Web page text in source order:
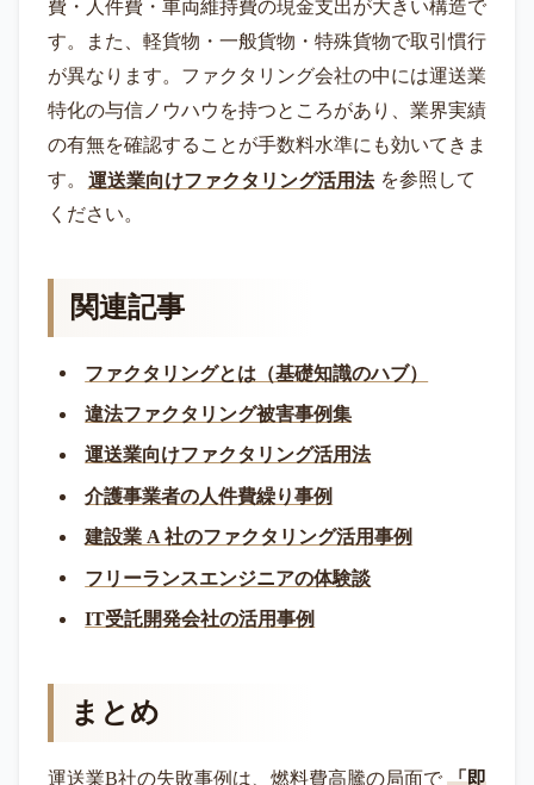
費・人件費・車両維持費の現金支出が大きい構造で
す。また、軽貨物・一般貨物・特殊貨物で取引慣行
が異なります。ファクタリング会社の中には運送業
特化の与信ノウハウを持つところがあり、業界実績
の有無を確認することが手数料水準にも効いてきま
す。
運送業向けファクタリング活用法 を参照して
ください。
関連記事
ファクタリングとは（基礎知識のハブ）
違法ファクタリング被害事例集
運送業向けファクタリング活用法
介護事業者の人件費繰り事例
建設業 A 社のファクタリング活用事例
フリーランスエンジニアの体験談
IT受託開発会社の活用事例
まとめ
運送業B社の失敗事例は、燃料費高騰の局面で 「即